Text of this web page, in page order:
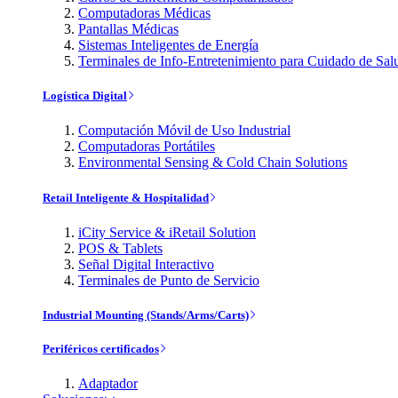
Computadoras Médicas
Pantallas Médicas
Sistemas Inteligentes de Energía
Terminales de Info-Entretenimiento para Cuidado de
Logística Digital
Computación Móvil de Uso Industrial
Computadoras Portátiles
Environmental Sensing & Cold Chain Solutions
Retail Inteligente & Hospitalidad
iCity Service & iRetail Solution
POS & Tablets
Señal Digital Interactivo
Terminales de Punto de Servicio
Industrial Mounting (Stands/Arms/Carts)
Periféricos certificados
Adaptador